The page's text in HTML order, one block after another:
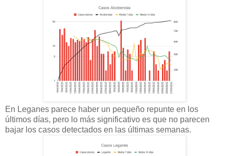
En Leganes parece haber un pequeño repunte en los
últimos días, pero lo más significativo es que no parecen
bajar los casos detectados en las últimas semanas.